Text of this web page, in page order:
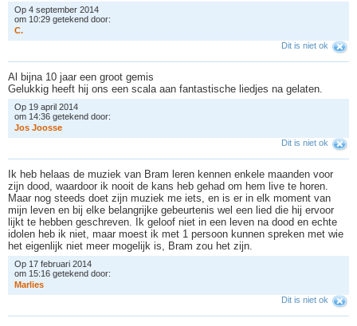
Op 4 september 2014
om 10:29 getekend door:
C.
Dit is niet ok
Al bijna 10 jaar een groot gemis
Gelukkig heeft hij ons een scala aan fantastische liedjes na gelaten.
Op 19 april 2014
om 14:36 getekend door:
Jos Joosse
Dit is niet ok
Ik heb helaas de muziek van Bram leren kennen enkele maanden voor
zijn dood, waardoor ik nooit de kans heb gehad om hem live te horen.
Maar nog steeds doet zijn muziek me iets, en is er in elk moment van
mijn leven en bij elke belangrijke gebeurtenis wel een lied die hij ervoor
lijkt te hebben geschreven. Ik geloof niet in een leven na dood en echte
idolen heb ik niet, maar moest ik met 1 persoon kunnen spreken met wie
het eigenlijk niet meer mogelijk is, Bram zou het zijn.
Op 17 februari 2014
om 15:16 getekend door:
Marlies
Dit is niet ok